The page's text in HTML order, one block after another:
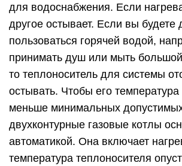
для водоснабжения. Если
другое остывает. Если вы будете
пользоваться горячей водой,
принимать душ или мыть
то теплоноситель для системы
остывать. Чтобы его
меньше минимальных
двухконтурные газовые котлы
автоматикой. Она включает
температура теплоносителя